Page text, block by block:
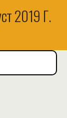
2019 Г.